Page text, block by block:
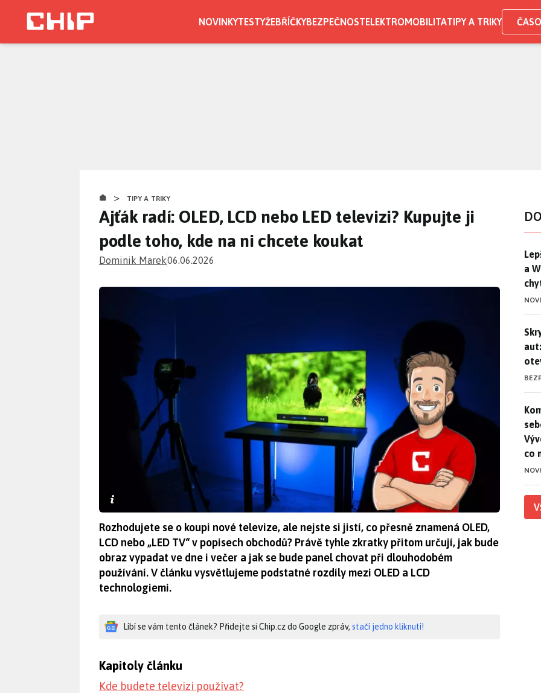
NOVINKYTESTYŽEBŘÍČKYBEZPEČNOSTELEKTROMOBILITATIPY A TRIKY
> TIPY A TRIKY
Ajťák radí: OLED, LCD nebo LED televizi? Kupujte ji
podle toho, kde na ni chcete koukat
Dominik Marek06.06.2026
Rozhodujete se o koupi nové televize, ale nejste si jistí, co přesně znamená OLED,
LCD nebo „LED TV“ v popisech obchodů? Právě tyhle zkratky přitom určují, jak bude
obraz vypadat ve dne i večer a jak se bude panel chovat při dlouhodobém
používání. V článku vysvětlujeme podstatné rozdíly mezi OLED a LCD
technologiemi.
Líbí se vám tento článek? Přidejte si Chip.cz do Google zpráv, stačí jedno kliknutí!
Kapitoly článku
Kde budete televizi používat?
a
co